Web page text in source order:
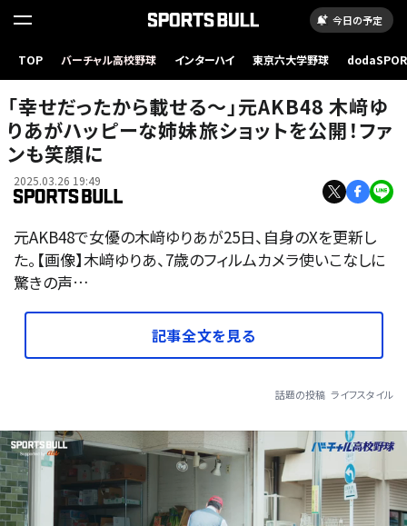
今日の予定
TOP バーチャル高校野球 インターハイ 東京六大学野球
「幸せだったから載せる〜」元AKB48 木﨑ゆ
りあがハッピーな姉妹旅ショットを公開！ファ
ンも笑顔に
2025.03.26 19:49
元AKB48で女優の木﨑ゆりあが25日、自身のXを更新し
た。【画像】木﨑ゆりあ、7歳のフィルムカメラ使いこなしに
驚きの声…
記事全文を見る
話題の投稿 ライフスタイル